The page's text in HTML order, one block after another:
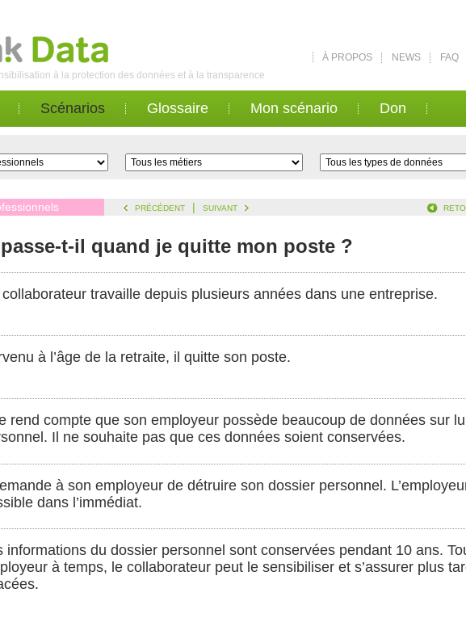
à la protection des données et à la transparence
À PROPOS NEWS FAQ
Scénarios Glossaire Mon scénario Don
PRÉCÉDENT | SUIVANT
t-il quand je quitte mon poste ?
collaborateur travaille depuis plusieurs années dans une entreprise.
à l’âge de la retraite, il quitte son poste.
rend compte que son employeur possède beaucoup de données sur
Il ne souhaite pas que ces données soient conservées.
à son employeur de détruire son dossier personnel.
dans l’immédiat.
informations du dossier personnel sont conservées pendant 10 ans.
à temps, le collaborateur peut le sensibiliser et s’assurer plus